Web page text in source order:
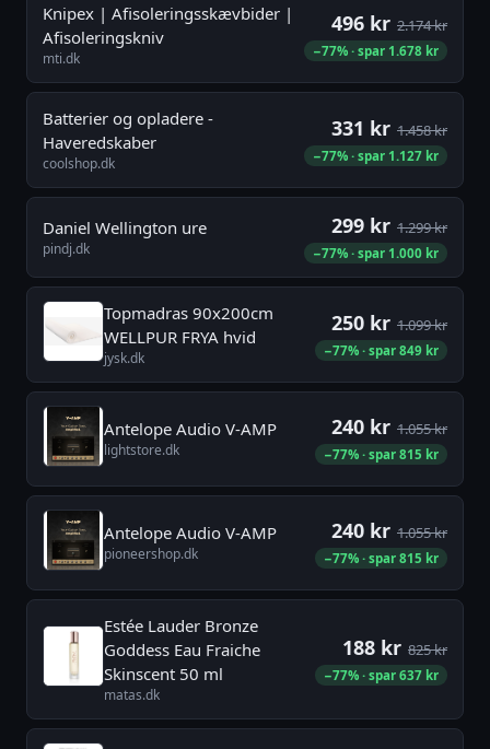
Knipex | Afisoleringsskævbider |
Afisoleringskniv
mti.dk
496 kr 2.174 kr
−77% · spar 1.678 kr
Batterier og opladere -
Haveredskaber
coolshop.dk
331 kr 1.458 kr
−77% · spar 1.127 kr
Daniel Wellington ure
pindj.dk
299 kr 1.299 kr
−77% · spar 1.000 kr
Topmadras 90x200cm
WELLPUR FRYA hvid
jysk.dk
250 kr 1.099 kr
−77% · spar 849 kr
Antelope Audio V-AMP
lightstore.dk
240 kr 1.055 kr
−77% · spar 815 kr
Antelope Audio V-AMP
pioneershop.dk
240 kr 1.055 kr
−77% · spar 815 kr
Estée Lauder Bronze
Goddess Eau Fraiche
Skinscent 50 ml
matas.dk
188 kr 825 kr
−77% · spar 637 kr